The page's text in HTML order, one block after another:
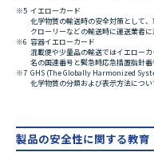
※5 イエローカード
化学物質の輸送時の安全対策として
クローリーなどの輸送時に運送業者に
※6 容器イエローカード
混載便や少量品の輸送ではイエロー
名の国連番号と緊急時応急措置指針
※7 GHS (The Globally Harmonized
化学物質の分類および表示方法につ
製品の安全性に関する教育